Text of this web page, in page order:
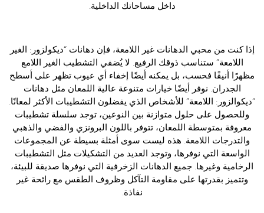
داخل مساحاتك الداخلية.
إذا كنت من محبي الدهانات غير اللامعة، فإن دهانات “ديكولزور: الغير
اللامعة” ستناسب ذوقك الرفيع. لا يُضفي التشطيب الغير اللامع
مظهرًا أنيقًا فحسب، بل يمكنه أيضًا إخفاء أي عيوب تظهر على أسطح
الجدران. نوفر أيضًا خيارات متنوعة عالية اللمعان مثل دهانات
“ديكوالزور: اللامعة” للأشخاص الذي يفضلون التشطيبات الأكثر لمعانًا.
وللحصول على حلول متوازنة بين النوعين، توجد سلسلة تشطيبات
معروفة بمتوسطة اللمعان، تتوفر باللون البرونزي والفضي والذهبي
والتدرجات اللامعة. هذه ليست سوى أمثلة بسيطة عن المجموعات
الواسعة التي نوفرها، وتوجد العديد من التشكيلات مثل التشطيبات
الرخامية وغيرها. جميع الدهانات الزخرفية التي نوفرها صديقة للبيئة،
وتتميز بقدرتها على مقاومة التآكل وظروف الطقس مع رائحة غير
نفاذة.